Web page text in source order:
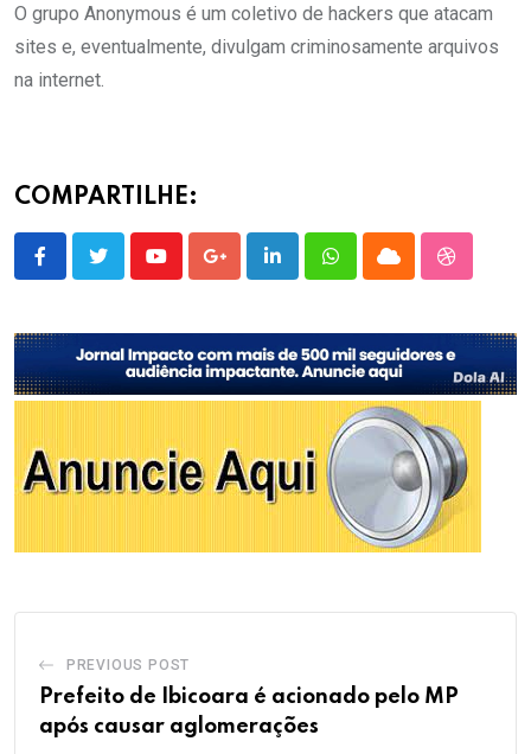
O grupo Anonymous é um coletivo de hackers que atacam
sites e, eventualmente, divulgam criminosamente arquivos
na internet.
COMPARTILHE:
YoutubeGoogle+LinkedInWhatsappCloud
PREVIOUS POST
Prefeito de Ibicoara é acionado pelo MP
após causar aglomerações